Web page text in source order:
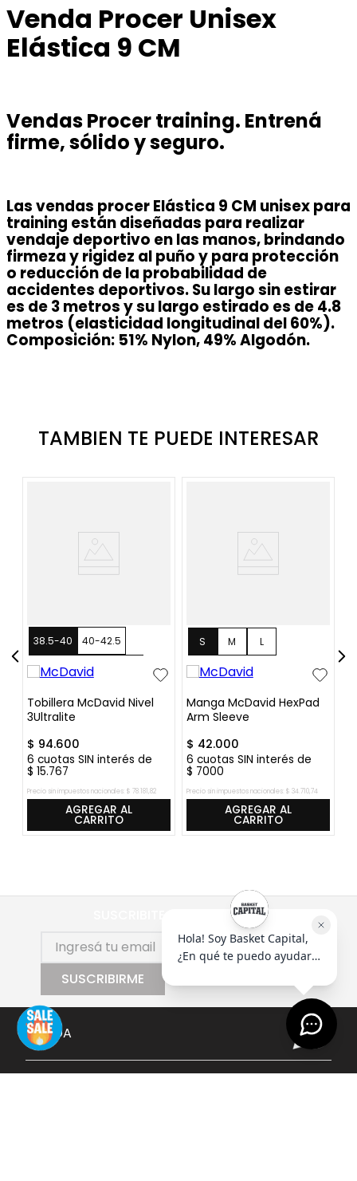
Venda Procer Unisex
Elástica 9 CM
Vendas Procer training. Entrená
firme, sólido y seguro.
Las vendas procer Elástica 9 CM unisex para
training están diseñadas para realizar
vendaje deportivo en las manos, brindando
firmeza y rigidez al puño y para protección
o reducción de la probabilidad de
accidentes deportivos. Su largo sin estirar
es de 3 metros y su largo estirado es de 4.8
metros (elasticidad longitudinal del 60%).
Composición: 51% Nylon, 49% Algodón.
TAMBIEN TE PUEDE INTERESAR
38.5-40 40-42.5
42.5-44.5 44.5-47.5
48+
Tobillera McDavid Nivel
3Ultralite
$ 94.600
6 cuotas SIN interés de
$ 15.767
Precio sin impuestos nacionales: $ 78. 181,82
AGREGAR AL
CARRITO
S L
M
Manga McDavid HexPad
Arm Sleeve
$ 42.000
6 cuotas SIN interés de
$ 7000
Precio sin impuestos nacionales: $ 34. 710,74
AGREGAR AL
CARRITO
SUSCRIBITE AL NEWSLETTER
SUSCRIBIRME
AYUDA +